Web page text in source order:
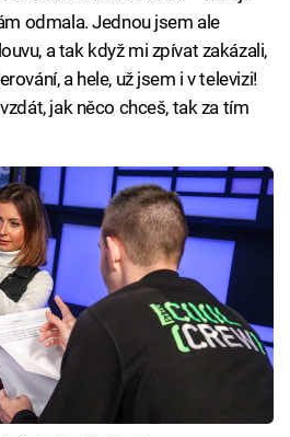
odmala. Jednou jsem ale
a tak když mi zpívat zakázali,
a hele, už jsem i v televizi!
jak něco chceš, tak za tím